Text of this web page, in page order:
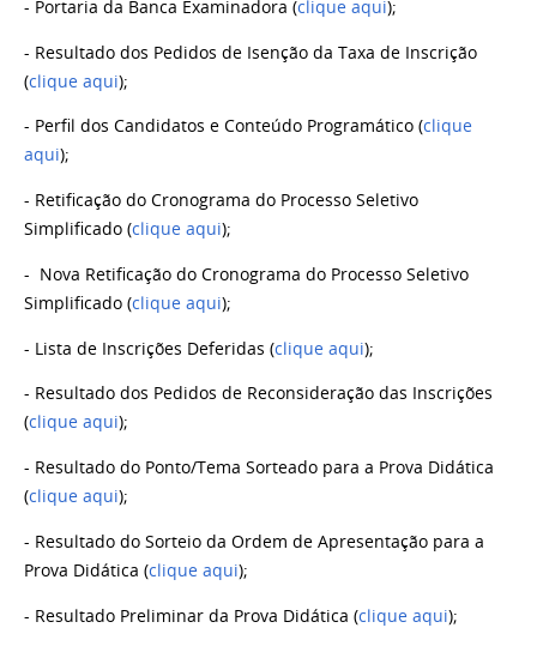
- Portaria da Banca Examinadora (clique aqui);
- Resultado dos Pedidos de Isenção da Taxa de Inscrição
(clique aqui);
- Perfil dos Candidatos e Conteúdo Programático (clique
aqui);
- Retificação do Cronograma do Processo Seletivo
Simplificado (clique aqui);
- Nova Retificação do Cronograma do Processo Seletivo
Simplificado (clique aqui);
- Lista de Inscrições Deferidas (clique aqui);
- Resultado dos Pedidos de Reconsideração das Inscrições
(clique aqui);
- Resultado do Ponto/Tema Sorteado para a Prova Didática
(clique aqui);
- Resultado do Sorteio da Ordem de Apresentação para a
Prova Didática (clique aqui);
- Resultado Preliminar da Prova Didática (clique aqui);